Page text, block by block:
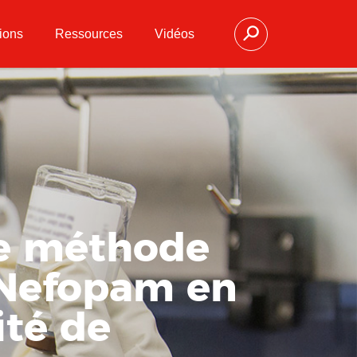
Ressources Vidéos
méthode
en
de